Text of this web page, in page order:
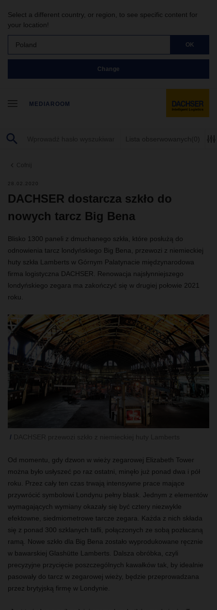
Select a different country, or region, to see specific content for
your location!
Poland OK
Change
MEDIAROOM
Lista obserwowanych (0)
Cofnij
28.02.2020
DACHSER dostarcza szkło do
nowych tarcz Big Bena
Blisko 1300 paneli z dmuchanego szkła, które posłużą do
odnowienia tarcz londyńskiego Big Bena, przewozi z niemieckiej
huty szkła Lamberts w Górnym Palatynacie międzynarodowa
firma logistyczna DACHSER. Renowacja najsłynniejszego
londyńskiego zegara ma zakończyć się w drugiej połowie 2021
roku.
Od momentu, gdy dzwon w wieży zegarowej Elizabeth Tower
można było usłyszeć po raz ostatni, minęło już ponad dwa i pół
roku. Przez cały ten czas trwają intensywne prace mające
przywrócić symbolowi Londynu pełny blask. Jednym z elementów
wymagających wymiany okazały się być cztery niezwykle
efektowne, siedmiometrowe tarcze zegara. Każda z nich składa
się z ponad 300 szklanych tafli, połączonych ze sobą pozłacaną
ramą. Nowe szkło dla Big Bena zostało wyprodukowane ręcznie
w bawarskiej Glashütte Lamberts. Dalsza obróbka, czyli
precyzyjne przycięcie poszczególnych kawałków tak, by idealnie
pasowały do tarcz w zegarowej wieży, będzie przeprowadzana
przez brytyjską firmę w Londynie.